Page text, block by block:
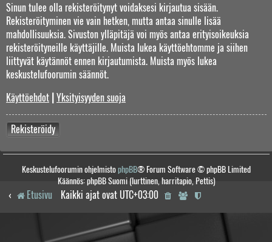
Sinun tulee olla rekisteröitynyt voidaksesi kirjautua sisään.
Rekisteröityminen vie vain hetken, mutta antaa sinulle lisää
mahdollisuuksia. Sivuston ylläpitäjä voi myös antaa erityisoikeuksia
rekisteröityneille käyttäjille. Muista lukea käyttöehtomme ja siihen
liittyvät käytännöt ennen kirjautumista. Muista myös lukea
keskustelufoorumin säännöt.
Käyttöehdot Yksityisyyden suoja
Rekisteröidy
Keskustelufoorumin ohjelmistophpBB® Forum Software © phpBB Limited
Käännös: phpBB Suomi (lurttinen, harritapio, Pettis)
Etusivu Kaikki ajat ovat UTC+03:00